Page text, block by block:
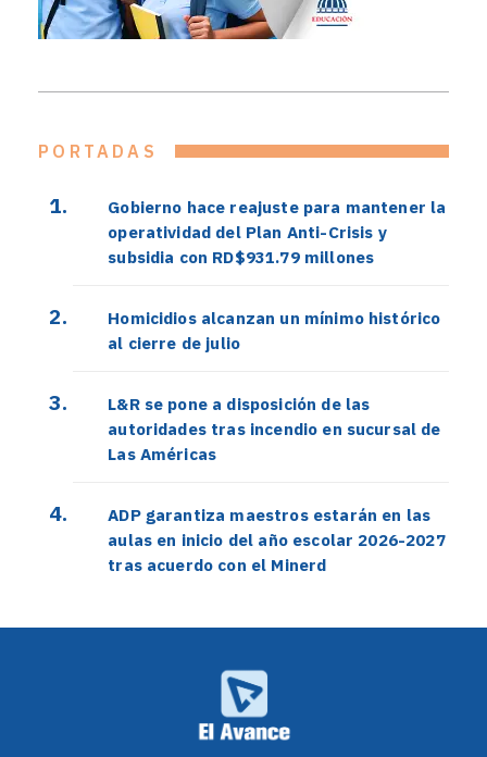
PORTADAS
Gobierno hace reajuste para mantener la
operatividad del Plan Anti-Crisis y
subsidia con RD$931.79 millones
Homicidios alcanzan un mínimo histórico
al cierre de julio
L&R se pone a disposición de las
autoridades tras incendio en sucursal de
Las Américas
ADP garantiza maestros estarán en las
aulas en inicio del año escolar 2026-2027
tras acuerdo con el Minerd